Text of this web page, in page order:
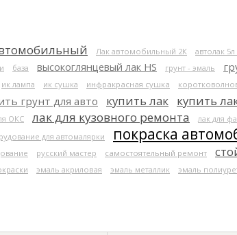
Лак автомобильный 2К
автолак 5л
база высокоглянцевый лак HS грунт - эмаль
ик лампа ик сушка инфракрасная сушка
грунт для авто купить лак купить
ОКС лак для кузовного ремонта лак для
для автомалярки покраска
русский мастер самостоятельный ремонт
эмаль акриловая эмаль металлик эмаль